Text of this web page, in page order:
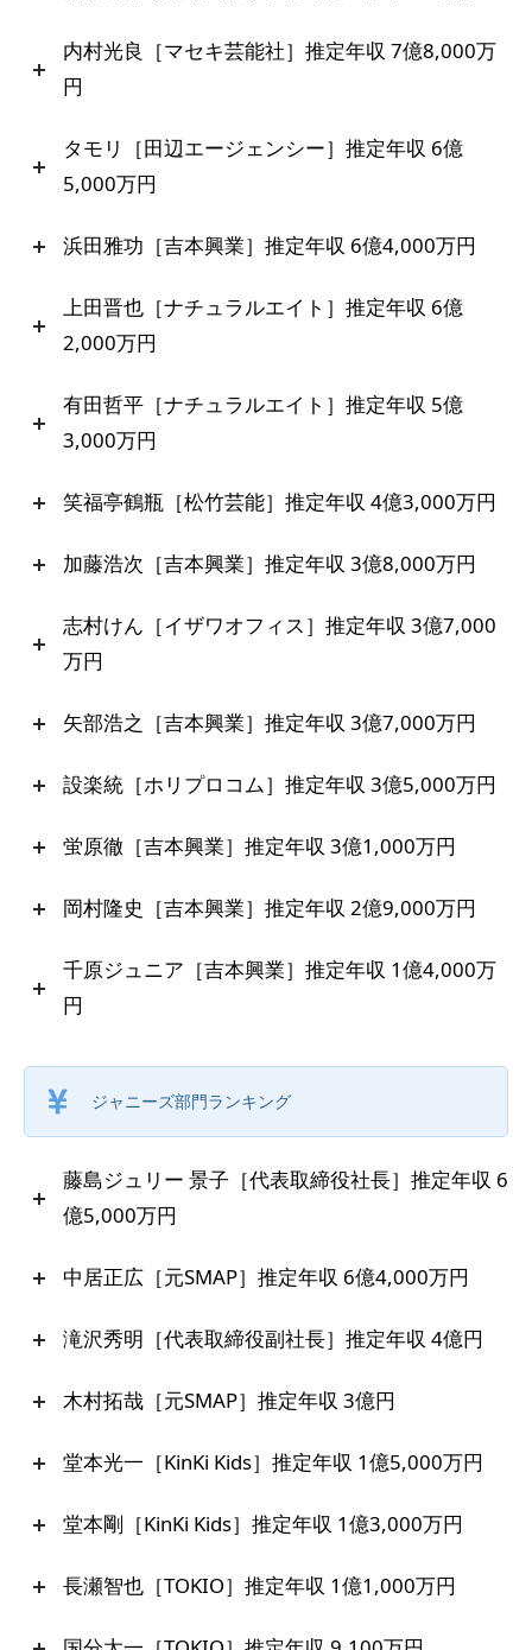
内村光良［マセキ芸能社］推定年収 7億8,000万
円
タモリ［田辺エージェンシー］推定年収 6億
5,000万円
浜田雅功［吉本興業］推定年収 6億4,000万円
上田晋也［ナチュラルエイト］推定年収 6億
2,000万円
有田哲平［ナチュラルエイト］推定年収 5億
3,000万円
笑福亭鶴瓶［松竹芸能］推定年収 4億3,000万円
加藤浩次［吉本興業］推定年収 3億8,000万円
志村けん［イザワオフィス］推定年収 3億7,000
万円
矢部浩之［吉本興業］推定年収 3億7,000万円
設楽統［ホリプロコム］推定年収 3億5,000万円
蛍原徹［吉本興業］推定年収 3億1,000万円
岡村隆史［吉本興業］推定年収 2億9,000万円
千原ジュニア［吉本興業］推定年収 1億4,000万
円
ジャニーズ部門ランキング
藤島ジュリー 景子［代表取締役社長］推定年収 6
億5,000万円
中居正広［元SMAP］推定年収 6億4,000万円
滝沢秀明［代表取締役副社長］推定年収 4億円
木村拓哉［元SMAP］推定年収 3億円
堂本光一［KinKi Kids］推定年収 1億5,000万円
堂本剛［KinKi Kids］推定年収 1億3,000万円
長瀬智也［TOKIO］推定年収 1億1,000万円